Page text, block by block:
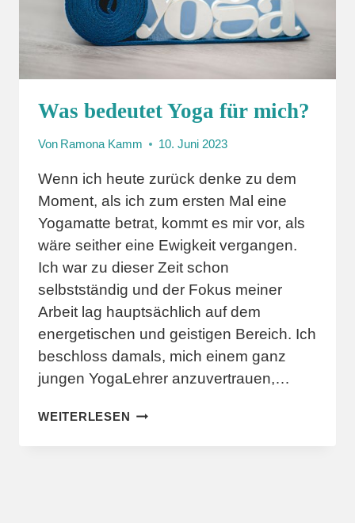
Was bedeutet Yoga für mich?
Von Ramona Kamm 10. Juni 2023
Wenn ich heute zurück denke zu dem
Moment, als ich zum ersten Mal eine
Yogamatte betrat, kommt es mir vor, als
wäre seither eine Ewigkeit vergangen.
Ich war zu dieser Zeit schon
selbstständig und der Fokus meiner
Arbeit lag hauptsächlich auf dem
energetischen und geistigen Bereich. Ich
beschloss damals, mich einem ganz
jungen YogaLehrer anzuvertrauen,…
WEITERLESEN WAS